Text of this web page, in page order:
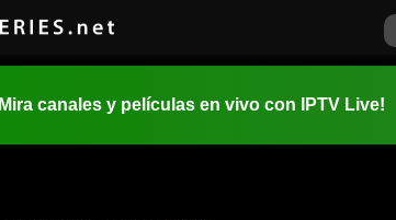
Mira canales y películas en vivo con IPTV Live!